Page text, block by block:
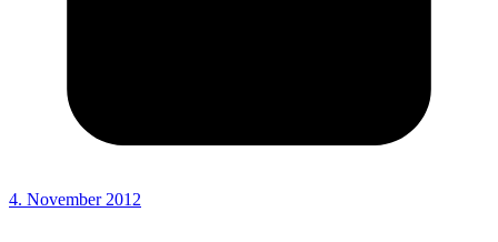
4. November 2012